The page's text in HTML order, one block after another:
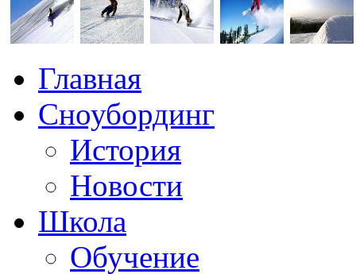
Главная
Сноубординг
История
Новости
Школа
Обучение